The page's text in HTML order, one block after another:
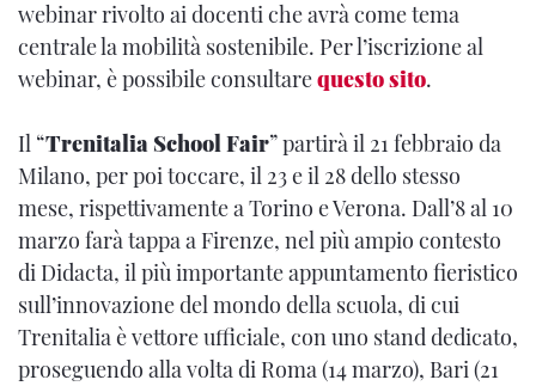
webinar rivolto ai docenti che avrà come tema
centrale la mobilità sostenibile. Per l’iscrizione al
webinar, è possibile consultarequesto sito.
Il “Trenitalia School Fair” partirà il 21 febbraio da
Milano, per poi toccare, il 23 e il 28 dello stesso
mese, rispettivamente a Torino e Verona. Dall’8 al 10
marzo farà tappa a Firenze, nel più ampio contesto
di Didacta, il più importante appuntamento fieristico
sull’innovazione del mondo della scuola, di cui
Trenitalia è vettore ufficiale, con uno stand dedicato,
proseguendo alla volta di Roma (14 marzo), Bari (21